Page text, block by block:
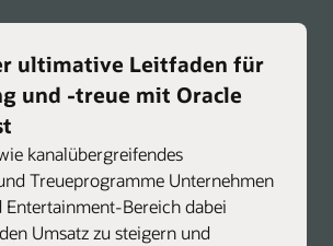
ultimative Leitfaden für
und -treue mit Oracle
kanalübergreifendes
Treueprogramme Unternehmen
Bereich dabei
Umsatz zu steigern und